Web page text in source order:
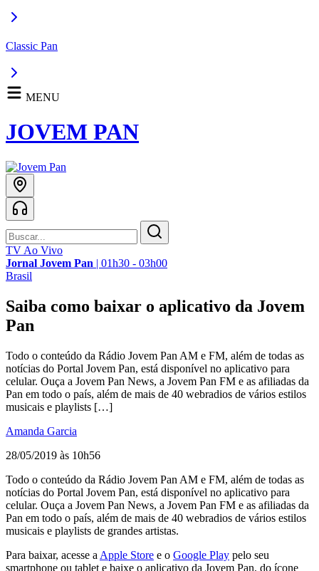
Classic Pan
MENU
JOVEM PAN
TV Ao Vivo
Jornal Jovem Pan | 01h30 - 03h00
Brasil
Saiba como baixar o aplicativo da Jovem
Pan
Todo o conteúdo da Rádio Jovem Pan AM e FM, além de todas as
notícias do Portal Jovem Pan, está disponível no aplicativo para
celular. Ouça a Jovem Pan News, a Jovem Pan FM e as afiliadas da
Pan em todo o país, além de mais de 40 webradios de vários estilos
musicais e playlists […]
Amanda Garcia
28/05/2019 às 10h56
Todo o conteúdo da Rádio Jovem Pan AM e FM, além de todas as
notícias do Portal Jovem Pan, está disponível no aplicativo para
celular. Ouça a Jovem Pan News, a Jovem Pan FM e as afiliadas da
Pan em todo o país, além de mais de 40 webradios de vários estilos
musicais e playlists de grandes artistas.
Para baixar, acesse a Apple Store e o Google Play pelo seu
smartphone ou tablet e baixe o aplicativo da Jovem Pan, do ícone